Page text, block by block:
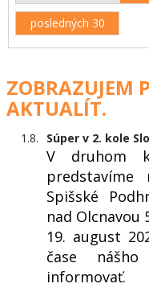
posledných 30
ZOBRAZUJEM
AKTUALÍT.
1.8. Súper v 2. kole
V druhom
Spišské
nad Olcnavou
19. august
čase
informovať.